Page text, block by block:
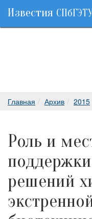
Известия
Главная Архив 2015
Роль и
решений